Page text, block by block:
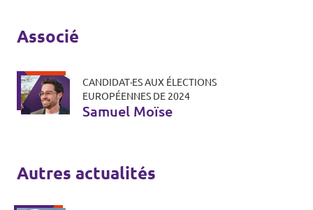
Associé
CANDIDAT·ES AUX ÉLECTIONS
EUROPÉENNES DE 2024
Samuel Moïse
Autres actualités